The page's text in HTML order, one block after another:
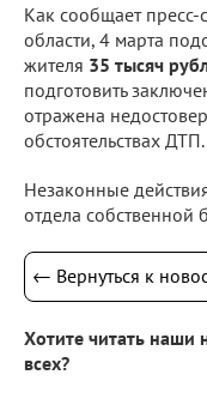
Как сообщает
области, 4 марта
жителя 35 тысяч
подготовить
отражена
обстоятельствах ДТП.
Незаконные
отдела собственной
← Вернуться к
Хотите читать наши
всех?